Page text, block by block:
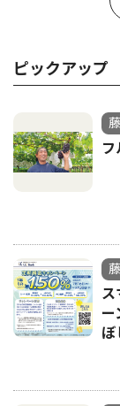
ピックアップ
フ
ス
ぼ